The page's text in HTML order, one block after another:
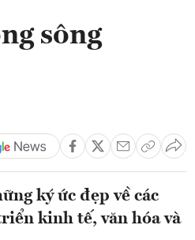
sông
ký ức đẹp về các
kinh tế, văn hóa và